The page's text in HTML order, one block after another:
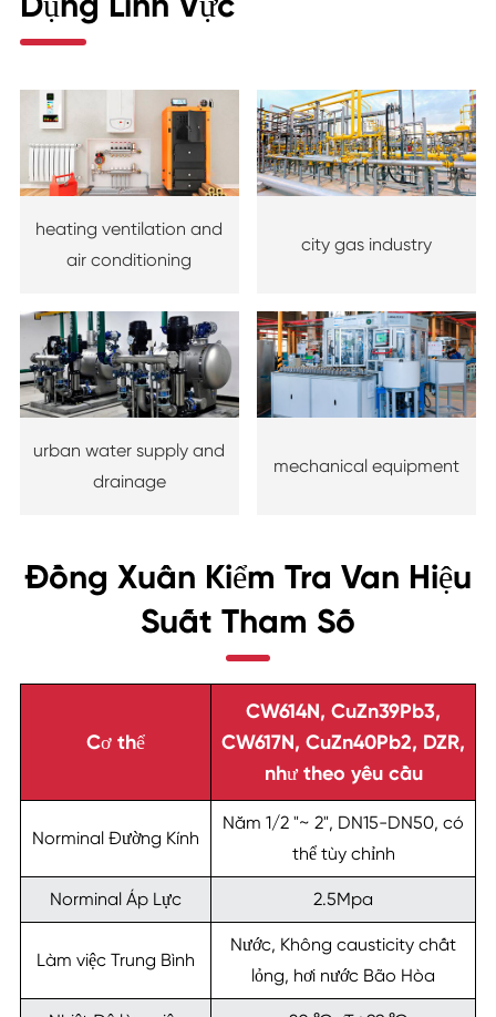
heating ventilation and
air conditioning
city gas industry
urban water supply and
drainage
mechanical equipment
Đồng Xuân Kiểm Tra Van Hiệu
Suất Tham Số
Cơ thể
CW614N, CuZn39Pb3,
CW617N, CuZn40Pb2, DZR,
như theo yêu cầu
Norminal Đường Kính
Năm 1/2 "~ 2", DN15-DN50, có
thể tùy chỉnh
Norminal Áp Lực 2.5Mpa
Làm việc Trung Bình
Nước, Không causticity chất
lỏng, hơi nước Bão Hòa